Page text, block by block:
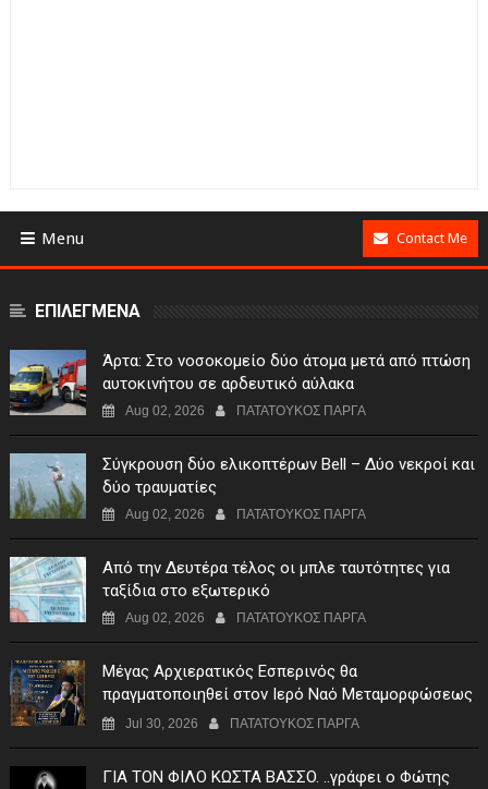
Menu Contact Me
ΕΠΙΛΕΓΜΕΝΑ
Άρτα: Στο νοσοκομείο δύο άτομα μετά από πτώση
αυτοκινήτου σε αρδευτικό αύλακα
Aug 02, 2026 ΠΑΤΑΤΟΥΚΟΣ ΠΑΡΓΑ
Σύγκρουση δύο ελικοπτέρων Bell – Δύο νεκροί και
δύο τραυματίες
Aug 02, 2026 ΠΑΤΑΤΟΥΚΟΣ ΠΑΡΓΑ
Από την Δευτέρα τέλος οι μπλε ταυτότητες για
ταξίδια στο εξωτερικό
Aug 02, 2026 ΠΑΤΑΤΟΥΚΟΣ ΠΑΡΓΑ
Μέγας Αρχιερατικός Εσπερινός θα
πραγματοποιηθεί στον Ιερό Ναό Μεταμορφώσεως
του Σωτήρος Σταυροχωρίου στης 5 Αυγούστου
Jul 30, 2026 ΠΑΤΑΤΟΥΚΟΣ ΠΑΡΓΑ
ΓIA TON ΦIΛO KΩΣTA BAΣΣO. ..γράφει ο Φώτης